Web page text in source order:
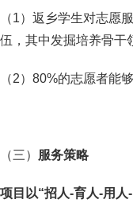
（1）返乡学生对志愿
伍，其中发掘培养骨干
（2）80%的志愿者能
（三） 服务策略
项目以“招人-育人-用人